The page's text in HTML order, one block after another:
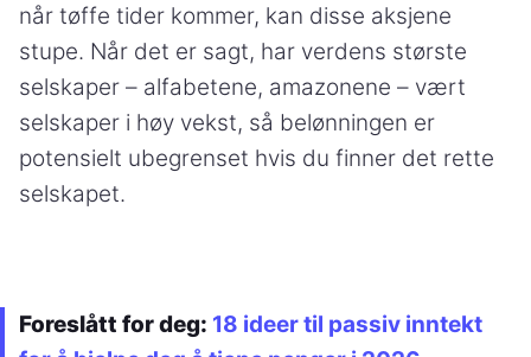
når tøffe tider kommer, kan disse aksjene
stupe. Når det er sagt, har verdens største
selskaper – alfabetene, amazonene – vært
selskaper i høy vekst, så belønningen er
potensielt ubegrenset hvis du finner det rette
selskapet.
Foreslått for deg: 18 ideer til passiv inntekt